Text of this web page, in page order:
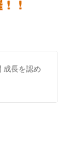
成長を認め